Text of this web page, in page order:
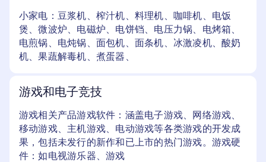
小家电：豆浆机、榨汁机、料理机、咖啡机、电饭
煲、微波炉、电磁炉、电饼铛、电压力锅、电烤箱、
电煎锅、电炖锅、面包机、面条机、冰激凌机、酸奶
机、果蔬解毒机、煮蛋器、
游戏和电子竞技
游戏相关产品游戏软件：涵盖电子游戏、网络游戏、
移动游戏、主机游戏、电动游戏等各类游戏的开发成
果，包括未发行的新作和已上市的热门游戏。游戏硬
件：如电视游乐器、游戏